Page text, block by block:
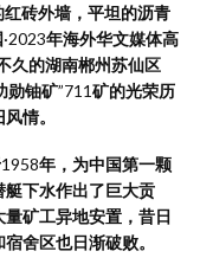
红砖外墙，平坦的沥青
·2023年海外华文媒体高
久的湖南郴州苏仙区
勋铀矿”711矿的光荣历
情。
1958年，为中国第一颗
下水作出了巨大贡
矿工异地安置，昔日
舍区也日渐破败。